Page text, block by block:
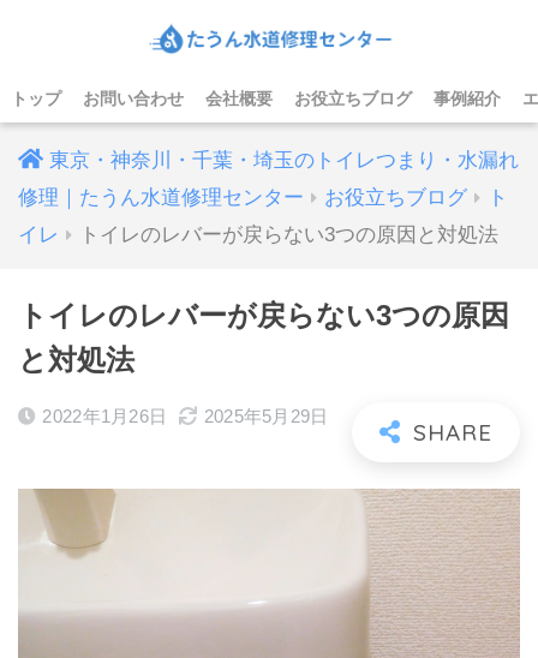
トップ お問い合わせ 会社概要 お役立ちブログ 事例紹介
東京・神奈川・千葉・埼玉のトイレつまり・水漏れ
修理｜たうん水道修理センター
お役立ちブログ
ト
イレ
トイレのレバーが戻らない3つの原因と対処法
トイレのレバーが戻らない3つの原因
と対処法
2022年1月26日 2025年5月29日